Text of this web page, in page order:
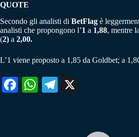
QUOTE
Secondo gli analisti di BetFlag è
analisti che propongono l’1 a 1,88, mentre
(2) a 2,00.
L’1 viene proposto a 1,85 da Goldbet; a
Fa W
Te